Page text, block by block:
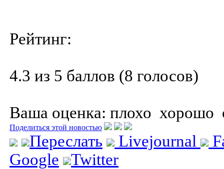
Рейтинг:
4.3 из 5 баллов (8 голосов)
Ваша оценка: плохо хорошо
Поделиться этой новостью
Переслать Livejournal
Google
Twitter